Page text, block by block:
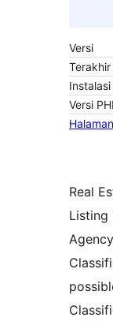
Versi
Versi
Real
Listing